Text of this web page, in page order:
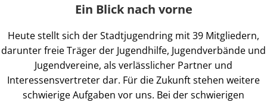
Ein Blick nach vorne
Heute stellt sich der Stadtjugendring mit 39 Mitgliedern,
darunter freie Träger der Jugendhilfe, Jugendverbände und
Jugendvereine, als verlässlicher Partner und
Interessensvertreter dar. Für die Zukunft stehen weitere
schwierige Aufgaben vor uns. Bei der schwierigen